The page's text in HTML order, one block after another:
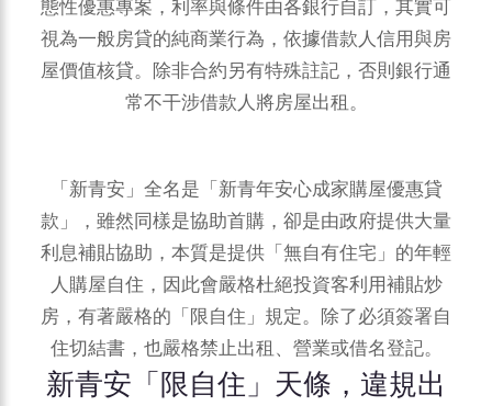
態性優惠專案，利率與條件由各銀行自訂，其實可
視為一般房貸的純商業行為，依據借款人信用與房
屋價值核貸。除非合約另有特殊註記，否則銀行通
常不干涉借款人將房屋出租。
「新青安」全名是「新青年安心成家購屋優惠貸
款」，雖然同樣是協助首購，卻是由政府提供大量
利息補貼協助，本質是提供「無自有住宅」的年輕
人購屋自住，因此會嚴格杜絕投資客利用補貼炒
房，有著嚴格的「限自住」規定。除了必須簽署自
住切結書，也嚴格禁止出租、營業或借名登記。
新青安「限自住」天條，違規出